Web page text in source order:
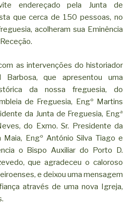
endereçado pela Junta de
que cerca de 150 pessoas, no
acolheram sua Eminência
as intervenções do historiador
Barbosa, que apresentou uma
da nossa freguesia, do
de Freguesia, Engº Martins
da Junta de Freguesia, Engª
do Exmo. Sr. Presidente da
Maia, Engº António Silva Tiago e
o Bispo Auxiliar do Porto D.
que agradeceu o caloroso
e deixou uma mensagem
através de uma nova Igreja,